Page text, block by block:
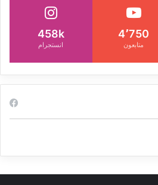
4٬750
متابعون
458k
انستجرام